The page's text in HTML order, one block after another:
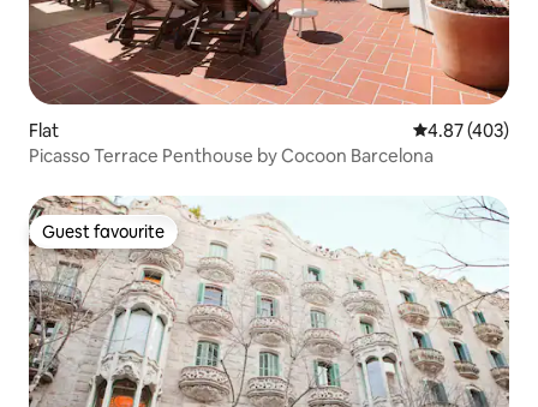
Flat 4.87 out of 5
4.87 (403)
Picasso Terrace Penthouse by Cocoon Barcelona
Guest favourite
Guest favourite